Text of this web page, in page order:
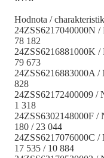
Hodnota /
24ZSS6217040000N
78 182
24ZSS6216881000K
79 673
24ZSS6216883000A
828
24ZSS62172400009 /
1 318
24ZSS6302148000F /
180 / 23 044
24ZSS6217076000C
17 535 / 10 884